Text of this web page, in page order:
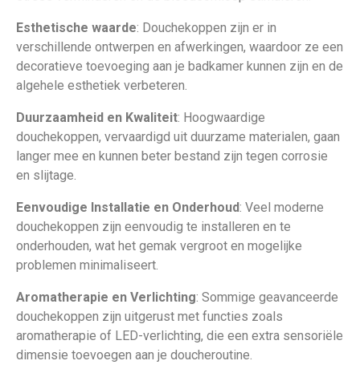
Esthetische waarde: Douchekoppen zijn er in
verschillende ontwerpen en afwerkingen, waardoor ze een
decoratieve toevoeging aan je badkamer kunnen zijn en de
algehele esthetiek verbeteren.
Duurzaamheid en Kwaliteit: Hoogwaardige
douchekoppen, vervaardigd uit duurzame materialen, gaan
langer mee en kunnen beter bestand zijn tegen corrosie
en slijtage.
Eenvoudige Installatie en Onderhoud: Veel moderne
douchekoppen zijn eenvoudig te installeren en te
onderhouden, wat het gemak vergroot en mogelijke
problemen minimaliseert.
Aromatherapie en Verlichting: Sommige geavanceerde
douchekoppen zijn uitgerust met functies zoals
aromatherapie of LED-verlichting, die een extra sensoriële
dimensie toevoegen aan je doucheroutine.